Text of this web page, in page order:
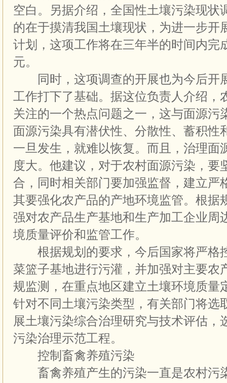
空白。另据介绍，全国性土壤污染现状
的在于摸清我国土壤现状，为进一步开
计划，这项工作将在三年半的时间内完
元。
同时，这项调查的开展也为今后开
工作打下了基础。据这位负责人介绍，
关注的一个热点问题之一，这与面源污
面源污染具有潜伏性、分散性、蓄积性
一旦发生，就难以恢复。而且，治理面
度大。他建议，对于农村面源污染，要
合，同时相关部门要加强监督，建立严
其要强化农产品的产地环境监管。根据
强对农产品生产基地和生产加工企业周
境质量评价和监管工作。
根据规划的要求，今后国家将严格
菜篮子基地进行污灌，并加强对主要农
规监测，在重点地区建立土壤环境质量
针对不同土壤污染类型，有关部门将选
展土壤污染综合治理研究与技术评估，
污染治理示范工程。
控制畜禽养殖污染
畜禽养殖产生的污染一直是农村污